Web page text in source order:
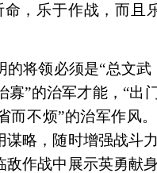
，乐于作战，而且
将领必须是“总文
寡”的治军才能，“出
而不烦”的治军作风
略，随时增强战斗
作战中展示英勇献